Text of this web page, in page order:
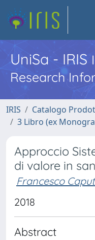
UniSa - IRIS
Research
IRIS
Catalogo
3 Libro (ex
Approccio
di valore in
Francesco
2018
Abstract